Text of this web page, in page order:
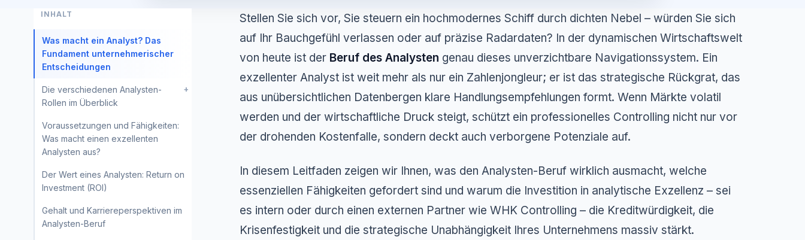
INHALT
Was macht ein Analyst? Das
Fundament unternehmerischer
Entscheidungen
+
Die verschiedenen Analysten-
Rollen im Überblick
Voraussetzungen und Fähigkeiten:
Was macht einen exzellenten
Analysten aus?
Der Wert eines Analysten: Return on
Investment (ROI)
Gehalt und Karriereperspektiven im
Analysten-Beruf
Stellen Sie sich vor, Sie steuern ein hochmodernes Schiff durch dichten Nebel – würden Sie sich
auf Ihr Bauchgefühl verlassen oder auf präzise Radardaten? In der dynamischen Wirtschaftswelt
von heute ist der Beruf des Analysten genau dieses unverzichtbare Navigationssystem. Ein
exzellenter Analyst ist weit mehr als nur ein Zahlenjongleur; er ist das strategische Rückgrat, das
aus unübersichtlichen Datenbergen klare Handlungsempfehlungen formt. Wenn Märkte volatil
werden und der wirtschaftliche Druck steigt, schützt ein professionelles Controlling nicht nur vor
der drohenden Kostenfalle, sondern deckt auch verborgene Potenziale auf.
In diesem Leitfaden zeigen wir Ihnen, was den Analysten-Beruf wirklich ausmacht, welche
essenziellen Fähigkeiten gefordert sind und warum die Investition in analytische Exzellenz – sei
es intern oder durch einen externen Partner wie WHK Controlling – die Kreditwürdigkeit, die
Krisenfestigkeit und die strategische Unabhängigkeit Ihres Unternehmens massiv stärkt.